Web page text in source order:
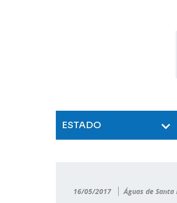
ESTADO
16/05/2017 Águas de Santa